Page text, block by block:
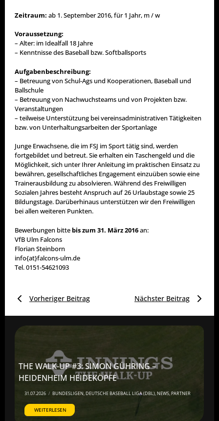
Zeitraum: ab 1. September 2016, für 1 Jahr, m / w
Voraussetzung:
– Alter: im Idealfall 18 Jahre
– Kenntnisse des Baseball bzw. Softballsports
Aufgabenbeschreibung:
– Betreuung von Schul-Ags und Kooperationen, Baseball und
Ballschule
– Betreuung von Nachwuchsteams und von Projekten bzw.
Veranstaltungen
– teilweise Unterstützung bei vereinsadministrativen Tätigkeiten
bzw. von Unterhaltungsarbeiten der Sportanlage
Junge Erwachsene, die im FSJ im Sport tätig sind, werden
fortgebildet und betreut. Sie erhalten ein Taschengeld und die
Möglichkeit, sich unter Ihrer Anleitung im praktischen Einsatz zu
bewähren, gesellschaftliches Engagement einzuüben sowie eine
Trainerausbildung zu absolvieren. Während des Freiwilligen
Sozialen Jahres besteht Anspruch auf 26 Urlaubstage sowie 25
Bildungstage. Darüberhinaus unterstützen wir den Freiwilligen
bei allen weiteren Punkten.
Bewerbungen bitte bis zum 31. März 2016an:
VfB Ulm Falcons
Florian Steinborn
info{at}falcons-ulm.de
Tel. 0151-54621093
Vorheriger Beitrag Nächster Beitrag
THE WALK-UP #3: SIMON GÜHRING –
HEIDENHEIM HEIDEKÖPFE
31.07.2026 / BUNDESLIGEN,DEUTSCHE BASEBALL LIGA (DBL),NEWS,PARTNER
WEITERLESEN